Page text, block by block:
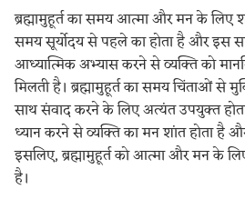
ब्रह्मामुहूर्त का समय आत्मा और मन के लिए
समय सूर्योदय से पहले का होता है और इस
आध्यात्मिक अभ्यास करने से व्यक्ति को
मिलती है। ब्रह्मामुहूर्त का समय चिंताओं से
साथ संवाद करने के लिए अत्यंत उपयुक्त
ध्यान करने से व्यक्ति का मन शांत होता है
इसलिए, ब्रह्मामुहूर्त को आत्मा और मन के
है।